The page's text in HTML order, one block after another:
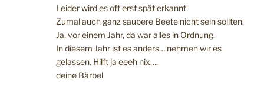
Leider wird es oft erst spät erkannt.
Zumal auch ganz saubere Beete nicht sein sollten.
Ja, vor einem Jahr, da war alles in Ordnung.
In diesem Jahr ist es anders… nehmen wir es
gelassen. Hilft ja eeeh nix….
deine Bärbel